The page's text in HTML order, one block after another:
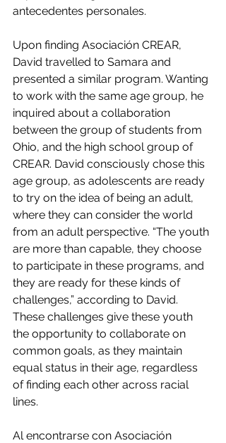
antecedentes personales.
Upon finding Asociación CREAR,
David travelled to Samara and
presented a similar program. Wanting
to work with the same age group, he
inquired about a collaboration
between the group of students from
Ohio, and the high school group of
CREAR. David consciously chose this
age group, as adolescents are ready
to try on the idea of being an adult,
where they can consider the world
from an adult perspective. “The youth
are more than capable, they choose
to participate in these programs, and
they are ready for these kinds of
challenges,” according to David.
These challenges give these youth
the opportunity to collaborate on
common goals, as they maintain
equal status in their age, regardless
of finding each other across racial
lines.
Al encontrarse con Asociación